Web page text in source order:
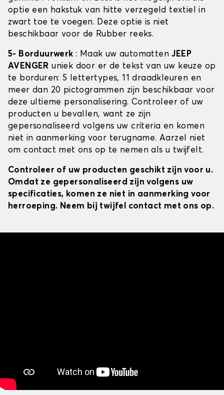
optie een hakstuk van hitte verzegeld textiel in
zwart toe te voegen. Deze optie is niet
beschikbaar voor de Rubber reeks.
5- Borduurwerk : Maak uw automattenJEEP
AVENGER uniek door er de tekst van uw keuze op
te borduren: 5 lettertypes, 11 draadkleuren en
meer dan 20 pictogrammen zijn beschikbaar voor
deze ultieme personalisering. Controleer of uw
producten u bevallen, want ze zijn
gepersonaliseerd volgens uw criteria en komen
niet in aanmerking voor terugname. Aarzel niet
om contact met ons op te nemen als u twijfelt.
Controleer of uw producten geschikt zijn voor u.
Omdat ze gepersonaliseerd zijn volgens uw
specificaties, komen ze niet in aanmerking voor
herroeping. Neem bij twijfel contact met ons op.